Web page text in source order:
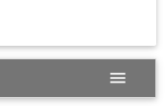
menu